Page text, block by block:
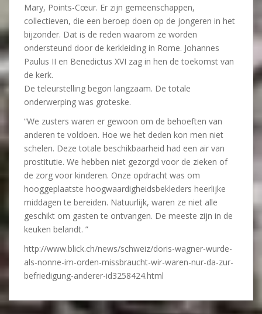
Mary, Points-Cœur. Er zijn gemeenschappen,
collectieven, die een beroep doen op de jongeren in het
bijzonder. Dat is de reden waarom ze worden
ondersteund door de kerkleiding in Rome. Johannes
Paulus II en Benedictus XVI zag in hen de toekomst van
de kerk.
De teleurstelling begon langzaam. De totale
onderwerping was groteske.
“We zusters waren er gewoon om de behoeften van
anderen te voldoen. Hoe we het deden kon men niet
schelen. Deze totale beschikbaarheid had een air van
prostitutie. We hebben niet gezorgd voor de zieken of
de zorg voor kinderen. Onze opdracht was om
hooggeplaatste hoogwaardigheidsbekleders heerlijke
middagen te bereiden. Natuurlijk, waren ze niet alle
geschikt om gasten te ontvangen. De meeste zijn in de
keuken belandt. ”
http://www.blick.ch/news/schweiz/doris-wagner-wurde-
als-nonne-im-orden-missbraucht-wir-waren-nur-da-zur-
befriedigung-anderer-id3258424.html